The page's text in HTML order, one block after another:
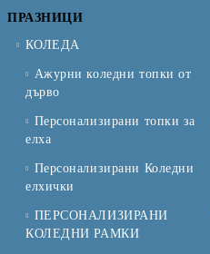
ПРАЗНИЦИ
КОЛЕДА
Ажурни коледни топки от
дърво
Персонализирани топки за
елха
Персонализирани Коледни
елхички
ПЕРСОНАЛИЗИРАНИ
КОЛЕДНИ РАМКИ